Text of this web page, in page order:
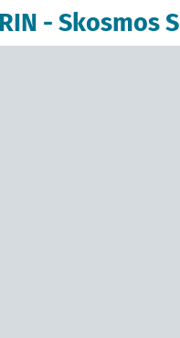
- Skosmos